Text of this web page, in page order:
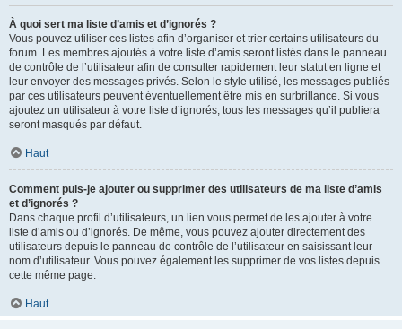
À quoi sert ma liste d’amis et d’ignorés ?
Vous pouvez utiliser ces listes afin d’organiser et trier certains utilisateurs du
forum. Les membres ajoutés à votre liste d’amis seront listés dans le panneau
de contrôle de l’utilisateur afin de consulter rapidement leur statut en ligne et
leur envoyer des messages privés. Selon le style utilisé, les messages publiés
par ces utilisateurs peuvent éventuellement être mis en surbrillance. Si vous
ajoutez un utilisateur à votre liste d’ignorés, tous les messages qu’il publiera
seront masqués par défaut.
Haut
Comment puis-je ajouter ou supprimer des utilisateurs de ma liste d’amis
et d’ignorés ?
Dans chaque profil d’utilisateurs, un lien vous permet de les ajouter à votre
liste d’amis ou d’ignorés. De même, vous pouvez ajouter directement des
utilisateurs depuis le panneau de contrôle de l’utilisateur en saisissant leur
nom d’utilisateur. Vous pouvez également les supprimer de vos listes depuis
cette même page.
Haut